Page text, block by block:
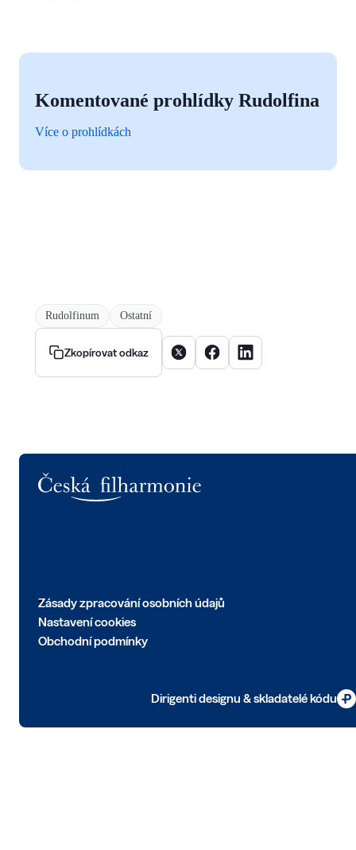
Komentované prohlídky Rudolfina
Více o prohlídkách
Rudolfinum Ostatní
Zkopírovat odkaz Sdílet článek na X
Sdílet článek na Facebooku
Sdílet článek na
Zásady zpracování osobních údajů
Nastavení cookies
Obchodní podmínky
Dirigenti designu & skladatelé kódu